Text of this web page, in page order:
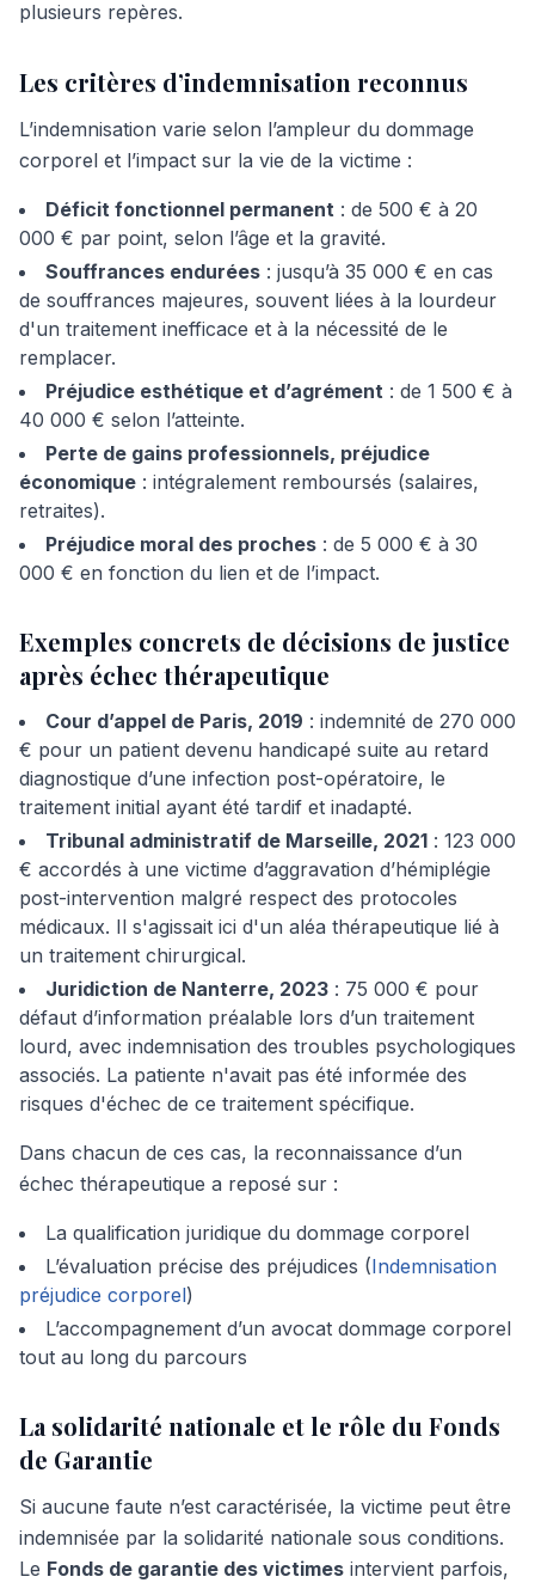
plusieurs repères.
Les critères d’indemnisation reconnus
L’indemnisation varie selon l’ampleur du dommage
corporel et l’impact sur la vie de la victime :
Déficit fonctionnel permanent : de 500 € à 20
000 € par point, selon l’âge et la gravité.
Souffrances endurées : jusqu’à 35 000 € en cas
de souffrances majeures, souvent liées à la lourdeur
d'un traitement inefficace et à la nécessité de le
remplacer.
Préjudice esthétique et d’agrément : de 1 500 € à
40 000 € selon l’atteinte.
Perte de gains professionnels, préjudice
économique : intégralement remboursés (salaires,
retraites).
Préjudice moral des proches : de 5 000 € à 30
000 € en fonction du lien et de l’impact.
Exemples concrets de décisions de justice
après échec thérapeutique
Cour d’appel de Paris, 2019 : indemnité de 270 000
€ pour un patient devenu handicapé suite au retard
diagnostique d’une infection post-opératoire, le
traitement initial ayant été tardif et inadapté.
Tribunal administratif de Marseille, 2021 : 123 000
€ accordés à une victime d’aggravation d’hémiplégie
post-intervention malgré respect des protocoles
médicaux. Il s'agissait ici d'un aléa thérapeutique lié à
un traitement chirurgical.
Juridiction de Nanterre, 2023 : 75 000 € pour
défaut d’information préalable lors d’un traitement
lourd, avec indemnisation des troubles psychologiques
associés. La patiente n'avait pas été informée des
risques d'échec de ce traitement spécifique.
Dans chacun de ces cas, la reconnaissance d’un
échec thérapeutique a reposé sur :
La qualification juridique du dommage corporel
L’évaluation précise des préjudices (Indemnisation
préjudice corporel)
L’accompagnement d’un avocat dommage corporel
tout au long du parcours
La solidarité nationale et le rôle du Fonds
de Garantie
Si aucune faute n’est caractérisée, la victime peut être
indemnisée par la solidarité nationale sous conditions.
Le Fonds de garantie des victimes intervient parfois,